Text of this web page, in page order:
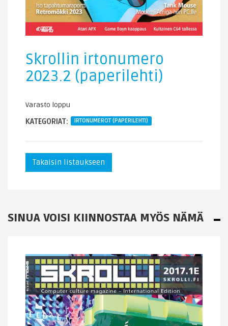
Skrollin irtonumero
2023.2 (paperilehti)
Varasto loppu
KATEGORIAT: IRTONUMEROT (PAPERILEHTI)
Takaisin listaukseen
SINUA VOISI KIINNOSTAA MYÖS NÄMÄ